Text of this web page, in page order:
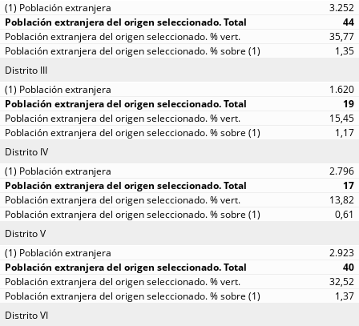
3.252
44
35,77
1,35
Distrito III
1.620
19
15,45
1,17
Distrito IV
2.796
17
13,82
0,61
Distrito V
2.923
40
32,52
1,37
Distrito VI